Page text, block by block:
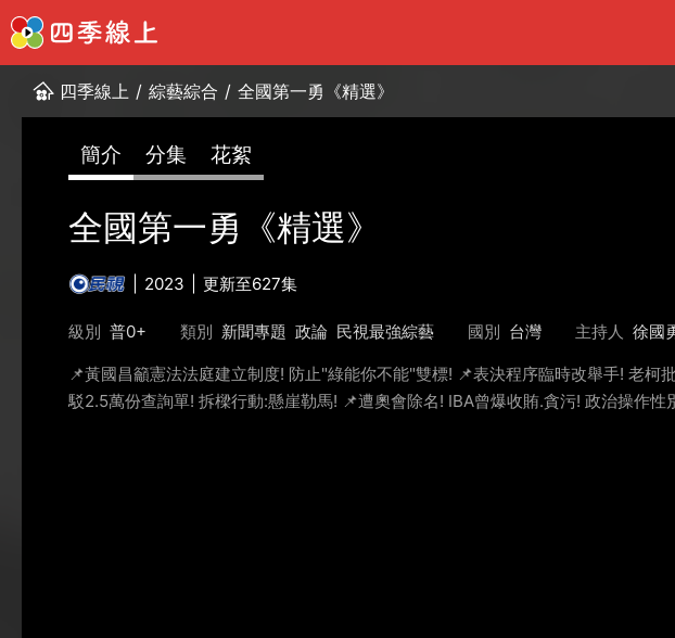
四季線上 / 綜藝綜合 / 全國第一勇《精選》
簡介 分集 花絮
全國第一勇《精選》
2023 更新至627集
級別 普0+ 類別 新聞專題 政論 民視最強綜藝 國別 台灣 主持人 徐國
📌黃國昌籲憲法法庭建立制度! 防止"綠能你不能"雙標! 📌表決程序臨時改舉手! 老
駁2.5萬份查詢單! 拆樑行動:懸崖勒馬! 📌遭奧會除名! IBA曾爆收賄.貪污! 政治操作